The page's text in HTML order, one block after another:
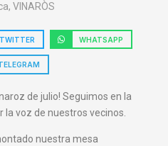
, VINARÒS
TWITTER WHATSAPP
de julio! Seguimos en la
voz de nuestros vecinos.
nuestra mesa